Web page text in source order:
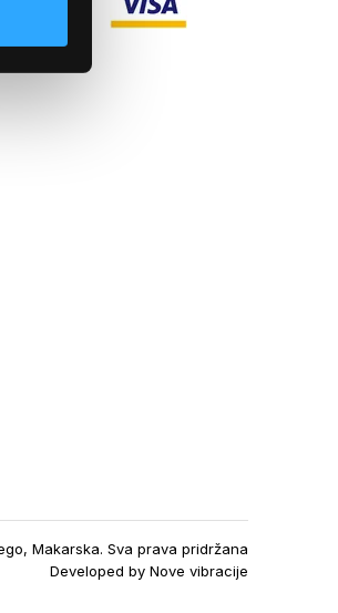
Makarska. Sva prava pridržana
Developed byNove vibracije